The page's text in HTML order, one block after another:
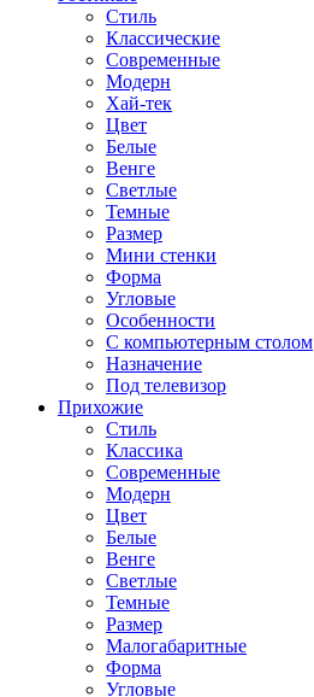
Стиль
Классические
Современные
Модерн
Хай-тек
Цвет
Белые
Венге
Светлые
Темные
Размер
Мини стенки
Форма
Угловые
Особенности
С компьютерным столом
Назначение
Под телевизор
Прихожие
Стиль
Классика
Современные
Модерн
Цвет
Белые
Венге
Светлые
Темные
Размер
Малогабаритные
Форма
Угловые